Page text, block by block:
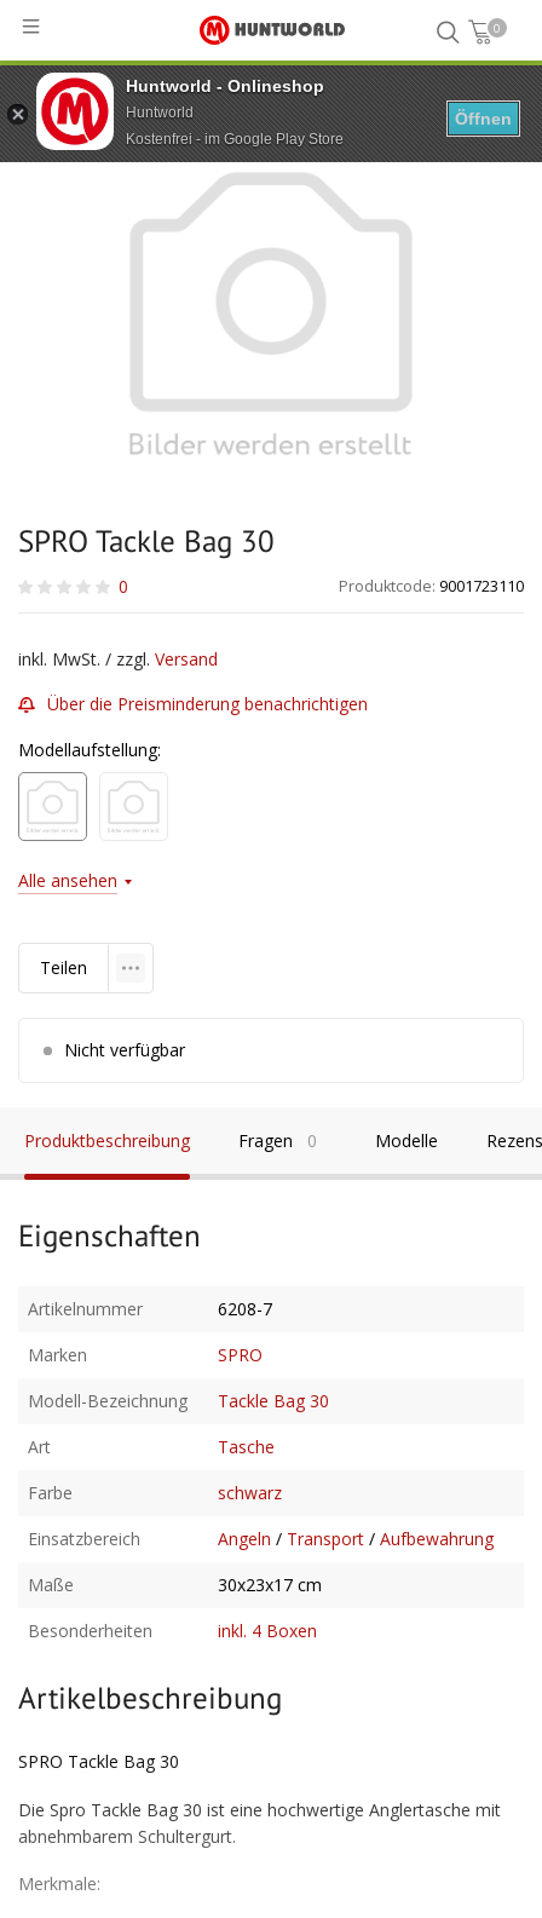
0
Hauptseite ... SPRO Tackle Bag 30
SPRO Tackle Bag 30
Produktcode: 9001723110
0
inkl. MwSt. / zzgl. Versand
Über die Preisminderung benachrichtigen
Modellaufstellung:
Alle ansehen
Teilen
Nicht verfügbar
Produktbeschreibung Fragen 0 Modelle
Eigenschaften
Artikelnummer
6208-7
Marken
SPRO
Modell-Bezeichnung
Tackle Bag 30
Art
Tasche
Farbe
schwarz
Einsatzbereich
Angeln / Transport / Aufbewahrung
Maße
30x23x17 cm
Besonderheiten
inkl. 4 Boxen
Artikelbeschreibung
SPRO Tackle Bag 30
Die Spro Tackle Bag 30 ist eine hochwertige Anglertasche mit
abnehmbarem Schultergurt.
Merkmale:
Huntworld - Onlineshop
Huntworld
Kostenfrei - im Google Play Store
Öffnen